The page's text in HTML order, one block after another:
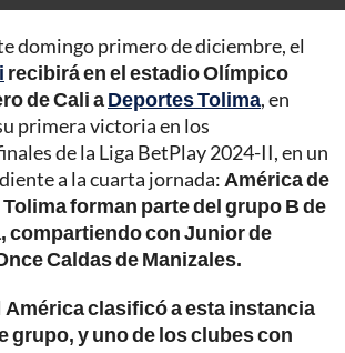
domingo primero de diciembre, el
recibirá en el estadio Olímpico
de Cali aDeportes Tolima, en
primera victoria en los
de la Liga BetPlay 2024-II, en un
a la cuarta jornada: América de
forman parte del grupo B de
compartiendo con Junior de
Caldas de Manizales.
América clasificó a esta instancia
grupo, y uno de los clubes con